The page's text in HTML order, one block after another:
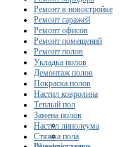
Ремонт в новостройке
Ремонт гаражей
Ремонт офисов
Ремонт помещений
Ремонт полов
Укладка полов
Демонтаж полов
Покраска полов
Настил ковролина
Теплый пол
Замена полов
Настил линолеума
Стяжка пола